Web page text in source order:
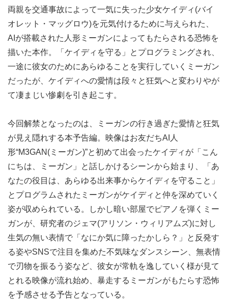
両親を交通事故によって一気に失った少女ケイディ(バイ
オレット・マッグロウ)を元気付けるために与えられた、
AIが搭載された人形ミーガンによってもたらされる恐怖を
描いた本作。「ケイディを守る」とプログラミングされ、
一途に彼女のためにあらゆることを実行していくミーガン
だったが、ケイディへの愛情は段々と狂気へと変わりやが
て凄まじい惨劇を引き起こす。
今回解禁となったのは、ミーガンの行き過ぎた愛情と狂気
が見え隠れする本予告編。映像はお友だちAI人
形“M3GAN(ミーガン)”と初めて出会ったケイディが「こん
にちは、ミーガン」と話しかけるシーンから始まり、「あ
なたの役目は、あらゆる出来事からケイディを守ること」
とプログラムされたミーガンがケイディと仲を深めていく
姿が収められている。しかし暗い部屋でピアノを弾くミー
ガンが、研究者のジェマ(アリソン・ウィリアムズ)に対し
生気の無い表情で「なにか気に障ったかしら？」と反発す
る姿やSNSで注目を集めた不気味なダンスシーン、無表情
で刃物を振るう姿など、彼女が常軌を逸していく様が見て
とれる映像が流れ始め、暴走するミーガンがもたらす恐怖
を予感させる予告となっている。